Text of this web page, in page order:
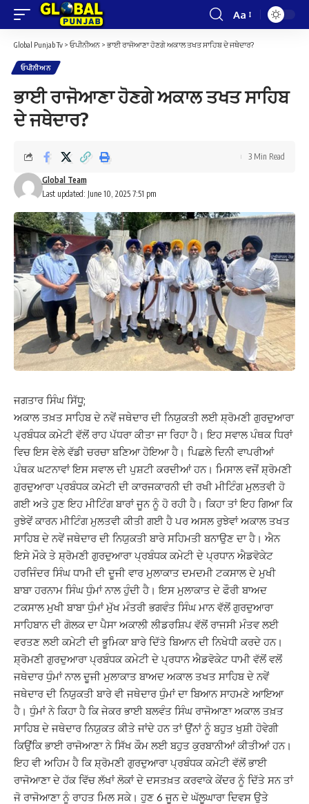
Font
Resizer
Aa
Global Punjab Tv > ਓਪੀਨੀਅਨ > ਭਾਈ ਰਾਜੋਆਣਾ ਹੋਣਗੇ ਅਕਾਲ ਤਖਤ ਸਾਹਿਬ ਦੇ ਜਥੇਦਾਰ?
ਓਪੀਨੀਅਨ
ਭਾਈ ਰਾਜੋਆਣਾ ਹੋਣਗੇ ਅਕਾਲ ਤਖਤ ਸਾਹਿਬ
ਦੇ ਜਥੇਦਾਰ?
Last updated: June 10, 2025 7:51 pm
Global Team
3 Min Read
ਜਗਤਾਰ ਸਿੰਘ ਸਿੱਧੂ;
ਅਕਾਲ ਤਖ਼ਤ ਸਾਹਿਬ ਦੇ ਨਵੇਂ ਜਥੇਦਾਰ ਦੀ ਨਿਯੁਕਤੀ ਲਈ ਸ਼੍ਰੋਮਣੀ ਗੁਰਦੁਆਰਾ
ਪ੍ਰਬੰਧਕ ਕਮੇਟੀ ਵੱਲੋਂ ਰਾਹ ਪੱਧਰਾ ਕੀਤਾ ਜਾ ਰਿਹਾ ਹੈ। ਇਹ ਸਵਾਲ ਪੰਥਕ ਧਿਰਾਂ
ਵਿਚ ਇਸ ਵੇਲੇ ਵੱਡੀ ਚਰਚਾ ਬਣਿਆ ਹੋਇਆ ਹੈ। ਪਿਛਲੇ ਦਿਨੀ ਵਾਪਰੀਆਂ
ਪੰਥਕ ਘਟਨਾਵਾਂ ਇਸ ਸਵਾਲ ਦੀ ਪੁਸ਼ਟੀ ਕਰਦੀਆਂ ਹਨ। ਮਿਸਾਲ ਵਜੋਂ ਸ਼੍ਰੋਮਣੀ
ਗੁਰਦੁਆਰਾ ਪ੍ਰਬੰਧਕ ਕਮੇਟੀ ਦੀ ਕਾਰਜਕਾਰਨੀ ਦੀ ਰਖੀ ਮੀਟਿੰਗ ਮੁਲਤਵੀ ਹੋ
ਗਈ ਅਤੇ ਹੁਣ ਇਹ ਮੀਟਿੰਗ ਬਾਰਾਂ ਜੂਨ ਨੂੰ ਹੋ ਰਹੀ ਹੈ। ਕਿਹਾ ਤਾਂ ਇਹ ਗਿਆ ਕਿ
ਰੁਝੇਵੇਂ ਕਾਰਨ ਮੀਟਿੰਗ ਮੁਲਤਵੀ ਕੀਤੀ ਗਈ ਹੈ ਪਰ ਅਸਲ ਰੁਝੇਵਾਂ ਅਕਾਲ ਤਖਤ
ਸਾਹਿਬ ਦੇ ਨਵੇਂ ਜਥੇਦਾਰ ਦੀ ਨਿਯੁਕਤੀ ਬਾਰੇ ਸਹਿਮਤੀ ਬਨਾਉਣ ਦਾ ਹੈ। ਐਨ
ਇਸੇ ਮੌਕੇ ਤੇ ਸ਼੍ਰੋਮਣੀ ਗੁਰਦੁਆਰਾ ਪ੍ਰਬੰਧਕ ਕਮੇਟੀ ਦੇ ਪ੍ਰਧਾਨ ਐਡਵੋਕੇਟ
ਹਰਜਿੰਦਰ ਸਿੰਘ ਧਾਮੀ ਦੀ ਦੂਜੀ ਵਾਰ ਮੁਲਾਕਾਤ ਦਮਦਮੀ ਟਕਸਾਲ ਦੇ ਮੁਖੀ
ਬਾਬਾ ਹਰਨਾਮ ਸਿੰਘ ਧੁੰਮਾਂ ਨਾਲ ਹੁੰਦੀ ਹੈ। ਇਸ ਮੁਲਾਕਾਤ ਦੇ ਫੌਰੀ ਬਾਅਦ
ਟਕਸਾਲ ਮੁਖੀ ਬਾਬਾ ਧੁੰਮਾਂ ਮੁੱਖ ਮੰਤਰੀ ਭਗਵੰਤ ਸਿੰਘ ਮਾਨ ਵੱਲੋਂ ਗੁਰਦੁਆਰਾ
ਸਾਹਿਬਾਨ ਦੀ ਗੋਲਕ ਦਾ ਪੈਸਾ ਅਕਾਲੀ ਲੀਡਰਸ਼ਿਪ ਵੱਲੋਂ ਰਾਜਸੀ ਮੰਤਵ ਲਈ
ਵਰਤਣ ਲਈ ਕਮੇਟੀ ਦੀ ਭੂਮਿਕਾ ਬਾਰੇ ਦਿੱਤੇ ਬਿਆਨ ਦੀ ਨਿਖੇਧੀ ਕਰਦੇ ਹਨ।
ਸ਼੍ਰੋਮਣੀ ਗੁਰਦੁਆਰਾ ਪ੍ਰਬੰਧਕ ਕਮੇਟੀ ਦੇ ਪ੍ਰਧਾਨ ਐਡਵੋਕੇਟ ਧਾਮੀ ਵੱਲੋਂ ਵਲੋਂ
ਜਥੇਦਾਰ ਧੁੰਮਾਂ ਨਾਲ ਦੂਜੀ ਮੁਲਾਕਾਤ ਬਾਅਦ ਅਕਾਲ ਤਖਤ ਸਾਹਿਬ ਦੇ ਨਵੇਂ
ਜਥੇਦਾਰ ਦੀ ਨਿਯੁਕਤੀ ਬਾਰੇ ਵੀ ਜਥੇਦਾਰ ਧੁੰਮਾਂ ਦਾ ਬਿਆਨ ਸਾਹਮਣੇ ਆਇਆ
ਹੈ। ਧੁੰਮਾਂ ਨੇ ਕਿਹਾ ਹੈ ਕਿ ਜੇਕਰ ਭਾਈ ਬਲਵੰਤ ਸਿੰਘ ਰਾਜੋਆਣਾ ਅਕਾਲ ਤਖ਼ਤ
ਸਾਹਿਬ ਦੇ ਜਥੇਦਾਰ ਨਿਯੁਕਤ ਕੀਤੇ ਜਾਂਦੇ ਹਨ ਤਾਂ ਉਂਨਾਂ ਨੂੰ ਬਹੁਤ ਖੁਸ਼ੀ ਹੋਵੇਗੀ
ਕਿਉਂਕਿ ਭਾਈ ਰਾਜੋਆਣਾ ਨੇ ਸਿੱਖ ਕੌਮ ਲਈ ਬਹੁਤ ਕੁਰਬਾਨੀਆਂ ਕੀਤੀਆਂ ਹਨ।
ਇਹ ਵੀ ਅਹਿਮ ਹੈ ਕਿ ਸ਼੍ਰੋਮਣੀ ਗੁਰਦੁਆਰਾ ਪ੍ਰਬੰਧਕ ਕਮੇਟੀ ਵੱਲੋਂ ਭਾਈ
ਰਾਜੋਆਣਾ ਦੇ ਹੱਕ ਵਿੱਚ ਲੱਖਾਂ ਲੋਕਾਂ ਦੇ ਦਸਤਖ਼ਤ ਕਰਵਾਕੇ ਕੇਂਦਰ ਨੂੰ ਦਿੱਤੇ ਸਨ ਤਾਂ
ਜੋ ਰਾਜੋਆਣਾ ਨੂੰ ਰਾਹਤ ਮਿਲ ਸਕੇ। ਹੁਣ 6 ਜੂਨ ਦੇ ਘੱਲੂਘਾਰਾ ਦਿਵਸ ਉਤੇ